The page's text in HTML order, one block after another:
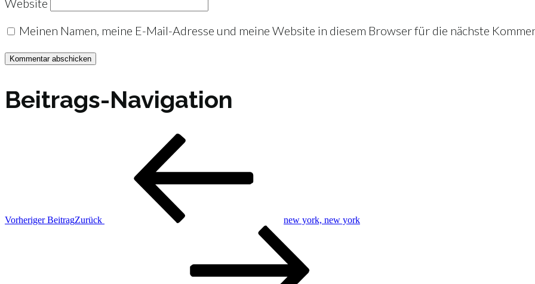
Website
Meinen Namen, meine E-Mail-Adresse und meine Website in diesem Browser für die nächste
Beitrags-Navigation
Vorheriger BeitragZurück new york, new york